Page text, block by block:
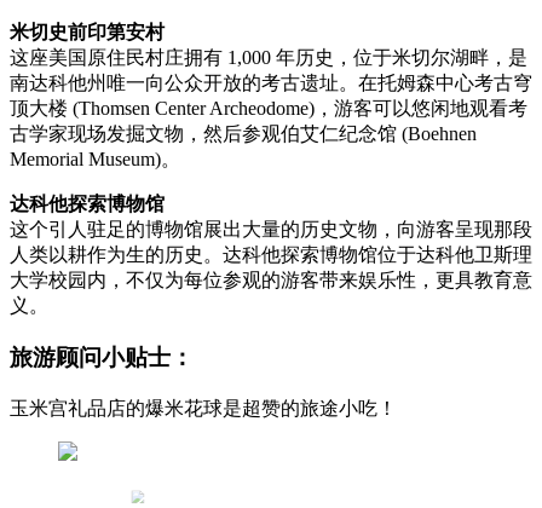
米切史前印第安村
这座美国原住民村庄拥有 1,000 年历史，位于米切尔湖畔，是
南达科他州唯一向公众开放的考古遗址。在托姆森中心考古穹
顶大楼 (Thomsen Center Archeodome)，游客可以悠闲地观看考
古学家现场发掘文物，然后参观伯艾仁纪念馆 (Boehnen
Memorial Museum)。
达科他探索博物馆
这个引人驻足的博物馆展出大量的历史文物，向游客呈现那段
人类以耕作为生的历史。达科他探索博物馆位于达科他卫斯理
大学校园内，不仅为每位参观的游客带来娱乐性，更具教育意
义。
旅游顾问小贴士：
玉米宫礼品店的爆米花球是超赞的旅途小吃！